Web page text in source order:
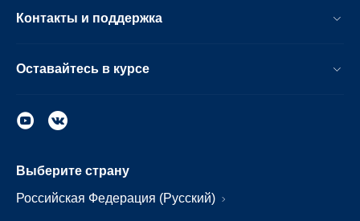
Контакты и поддержка
Оставайтесь в курсе
Выберите страну
Российская Федерация (Русский)